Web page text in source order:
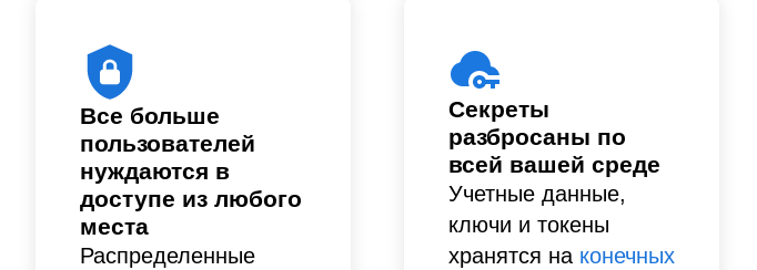
Все больше
пользователей
нуждаются в
доступе из любого
места
Распределенные
Секреты
разбросаны по
всей вашей среде
Учетные данные,
ключи и токены
хранятся на конечных